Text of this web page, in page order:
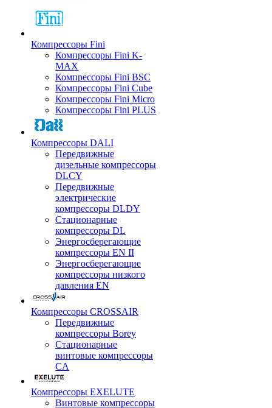
Компрессоры Fini
Компрессоры Fini K-
MAX
Компрессоры Fini BSC
Компрессоры Fini Cube
Компрессоры Fini Micro
Компрессоры Fini PLUS
Компрессоры DALI
Передвижные
дизельные компрессоры
DLCY
Передвижные
электрические
компрессоры DLDY
Стационарные
компрессоры DL
Энергосберегающие
компрессоры EN II
Энергосберегающие
компрессоры низкого
давления EN
Компрессоры CROSSAIR
Передвижные
компрессоры Borey
Стационарные
винтовые компрессоры
CA
Компрессоры EXELUTE
Винтовые компрессоры